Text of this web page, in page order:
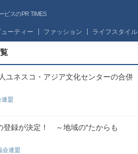
ビスのPR TIMES
ューティー ファッション ライフスタイル
ユネスコ・アジア文化センターの合併
盟
登録が決定！ ～地域の“たからも
会連盟